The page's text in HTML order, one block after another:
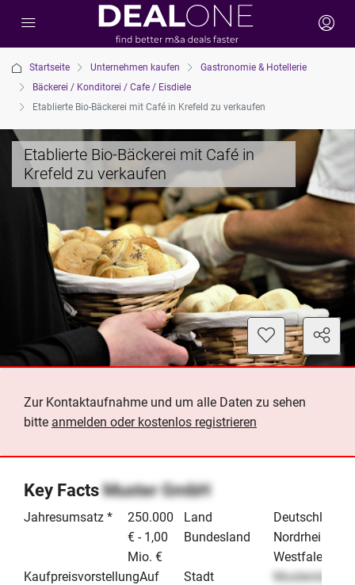
Startseite Unternehmen kaufen
Gastronomie & Hotellerie
Bäckerei / Konditorei / Cafe / Eisdiele
Etablierte Bio-Bäckerei mit Café in Krefeld zu verkaufen
Etablierte Bio-Bäckerei mit Café in
Krefeld zu verkaufen
Zur Kontaktaufnahme und um alle Daten zu sehen
bitte anmelden oder kostenlos registrieren
Key FactsMuster GmbH
Jahresumsatz *
250.000
€ - 1,00
Mio. €
KaufpreisvorstellungAuf
Land
Deutschland
Bundesland
Nordrhein-
Westfalen
Stadt
Musterstadt